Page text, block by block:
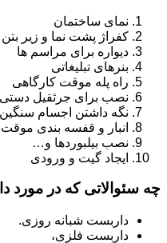
نمای ساختمان
کفراژ پشت نما و زیر بتن
دیواره برای مراسم ها
بنرهای تبلیغاتی
راه پله موقت کارگاهی
نصب برای جرثقیل
نگه داشتن اجسام سنگین
انبار و قفسه بندی موقت
نصب بیلبوردها و…
ایجاد گیت و ورودی
چه سئوالاتی که در مورد
داربست شبانه روزی.
داربست فلزی،